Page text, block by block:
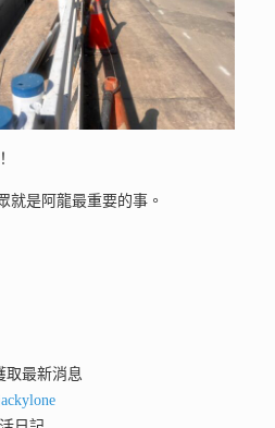
就是阿龍最重要的事。
取最新消息